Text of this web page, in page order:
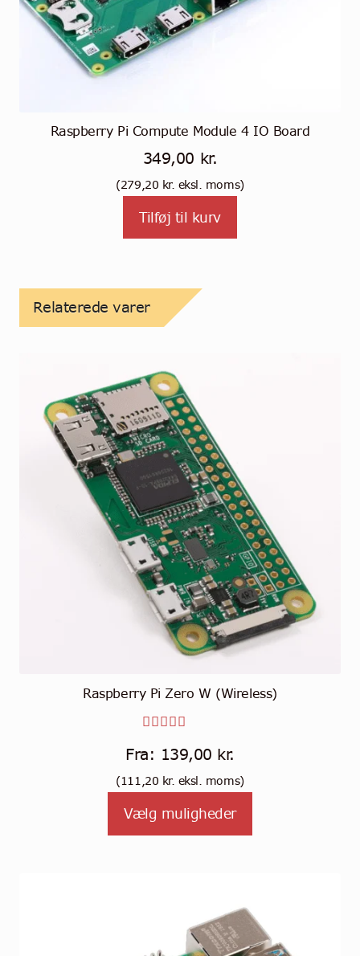
Raspberry Pi Compute Module 4 IO Board
349,00 kr.
(279,20 kr. eksl. moms)
Tilføj til kurv
Relaterede varer
Raspberry Pi Zero W (Wireless)
4.44ud
af 5
Fra: 139,00 kr.
(111,20 kr. eksl. moms)
Vælg muligheder